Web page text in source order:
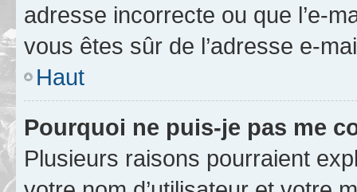
adresse incorrecte ou que l’e-
vous êtes sûr de l’adresse e-
Haut
Pourquoi ne puis-je pas me
Plusieurs raisons pourraient